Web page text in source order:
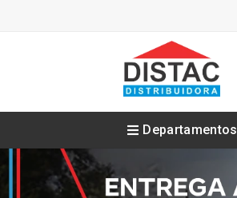
Departamentos